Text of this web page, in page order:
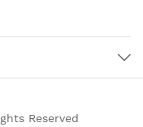
Reserved